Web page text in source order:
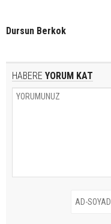
Dursun Berkok
HABERE YORUM KAT